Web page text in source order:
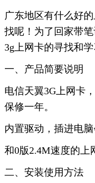
广东地区有什么好
找呢！为了回家带
3g上网卡的寻找和
一、产品简要说明
电信天翼3G上网卡
保修一年。
内置驱动，插进电脑
和0版2.4M速度的上
二、安装使用方法